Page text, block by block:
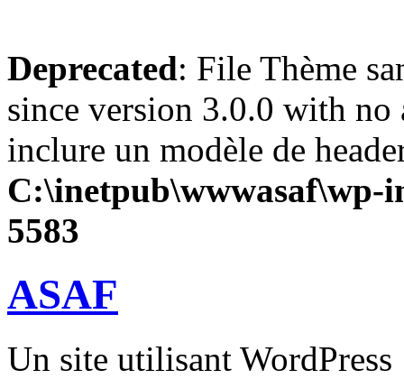
Deprecated: File Thème
since version 3.0.0 with
inclure un modèle de
C:\inetpub\wwwasaf\wp-
5583
ASAF
Un site utilisant WordPress